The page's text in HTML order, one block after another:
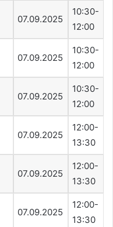
07.09.2025
10:30-
12:00
07.09.2025
10:30-
12:00
07.09.2025
10:30-
12:00
07.09.2025
12:00-
13:30
07.09.2025
12:00-
13:30
07.09.2025
12:00-
13:30